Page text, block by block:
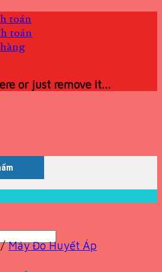
toán
toán
or just remove it...
/ Máy Đo Huyết Áp